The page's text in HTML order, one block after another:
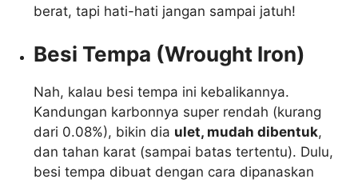
berat, tapi hati-hati jangan sampai jatuh!
Besi Tempa (Wrought Iron)
Nah, kalau besi tempa ini kebalikannya.
Kandungan karbonnya super rendah (kurang
dari 0.08%), bikin dia ulet, mudah dibentuk,
dan tahan karat (sampai batas tertentu). Dulu,
besi tempa dibuat dengan cara dipanaskan